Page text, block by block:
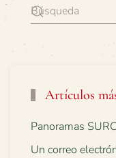
Artículos
Panoramas
Un correo